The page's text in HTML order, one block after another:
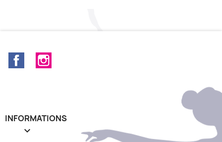
Facebook
INFORMATIONS
